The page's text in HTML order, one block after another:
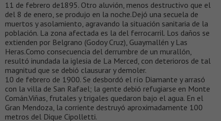
11 de febrero de1895. Otro aluvión, menos destructivo que el
del 8 de enero, se produjo en la noche.Dejó una secuela de
muertos y asolamiento, agravando la situación sanitaria de la
población. La zona afectada es la del ferrocarril. Los daños se
extienden por Belgrano (Godoy Cruz), Guaymallén y Las
Heras.Como consecuencia del derrumbre de un murallón,
resultó inundada la iglesia de La Merced, con deterioros de tal
magnitud que se debió clausurar y demoler.
10 de febrero de 1900. Se desbordó el río Diamante y arrasó
con la villa de San Rafael; la gente debió refugiarse en Monte
Comán.Viñas, frutales y trigales quedaron bajo el agua. En el
Gran Mendoza, la corriente destruyó aproximadamente 100
metros del Dique Cipolletti.